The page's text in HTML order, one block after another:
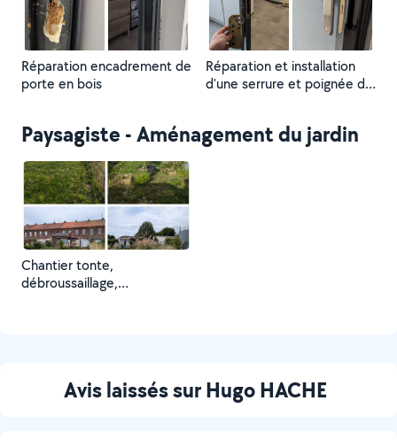
pour sa gentillesse tout au
long de cette rénovation !
Réparation encadrement de
porte en bois
Réparation et installation
d'une serrure et poignée de
Paysagiste - Aménagement du jardin
Chantier tonte,
débroussaillage,
Avis laissés sur Hugo HACHE